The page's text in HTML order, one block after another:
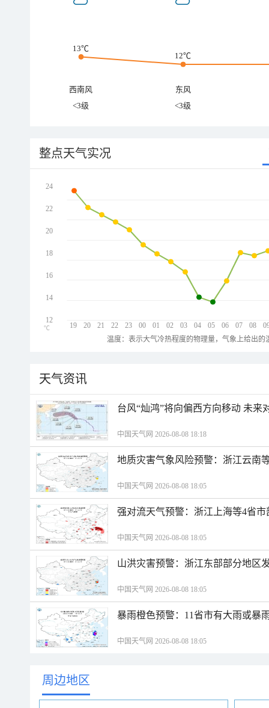
13℃
12℃
西南风
东风
<3级
<3级
整点天气实况
19 20 21 22 23 00 01 02 03 04 05 06 07 08
24
22
20
18
16
14
12
℃
温度：表示大气冷热程度的物理量，气象上给出
天气资讯
台风“灿鸿”将向偏西方向移动 未来
中国天气网 2026-08-08 18:18
地质灾害气象风险预警：浙江云南
中国天气网 2026-08-08 18:05
强对流天气预警：浙江上海等4省
中国天气网 2026-08-08 18:05
山洪灾害预警：浙江东部部分地区
中国天气网 2026-08-08 18:05
暴雨橙色预警：11省市有大雨或暴
中国天气网 2026-08-08 18:05
周边地区